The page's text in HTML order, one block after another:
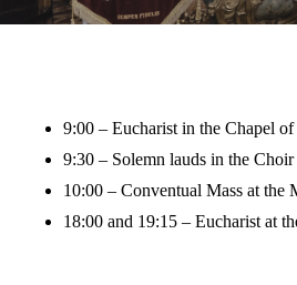
9:00 – Eucharist in the Chapel
9:30 – Solemn lauds in the
10:00 – Conventual Mass at the
18:00 and 19:15 – Eucharist at